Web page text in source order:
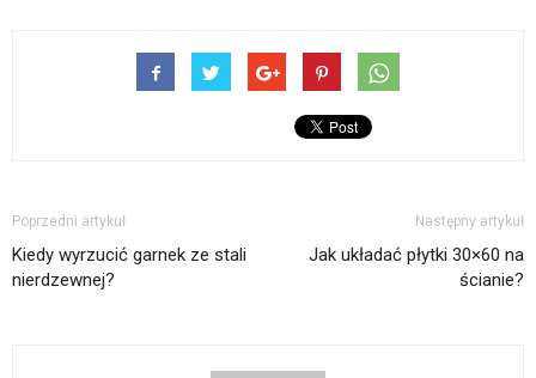
Poprzedni artykuł
Kiedy wyrzucić garnek ze stali
nierdzewnej?
Następny artykuł
Jak układać płytki 30×60 na
ścianie?